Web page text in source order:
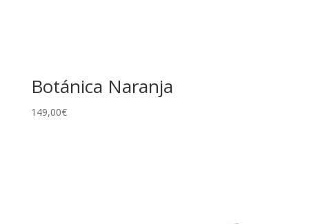
Botánica Naranja
149,00€